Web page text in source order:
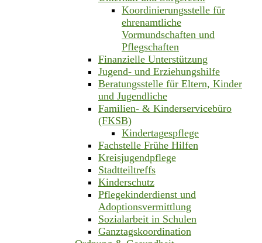
Koordinierungsstelle für
ehrenamtliche
Vormundschaften und
Pflegschaften
Finanzielle Unterstützung
Jugend- und Erziehungshilfe
Beratungsstelle für Eltern, Kinder
und Jugendliche
Familien- & Kinderservicebüro
(FKSB)
Kindertagespflege
Fachstelle Frühe Hilfen
Kreisjugendpflege
Stadtteiltreffs
Kinderschutz
Pflegekinderdienst und
Adoptionsvermittlung
Sozialarbeit in Schulen
Ganztagskoordination